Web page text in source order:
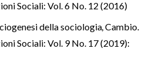
Sociali: Vol. 6 No. 12 (2016)
della sociologia,Cambio.
Sociali: Vol. 9 No. 17 (2019):